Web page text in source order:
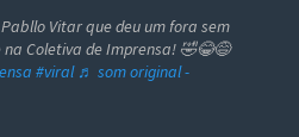
Vitar que deu um fora sem
Coletiva de Imprensa! 🤣😂😅
#viral ♬ som original -